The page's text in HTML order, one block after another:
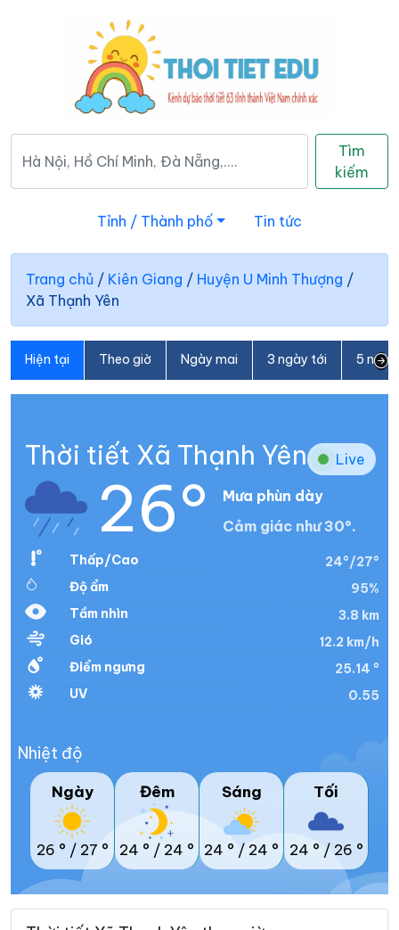
Tìm
kiếm
Tỉnh / Thành phố Tin tức
Trang chủ / Kiên Giang / Huyện U Minh Thượng /
Xã Thạnh Yên
Hiện tại Theo giờ Ngày mai 3 ngày tới 5
Thời tiết Xã Thạnh Yên Live
26°
Mưa phùn dày
Cảm giác như 30°.
Thấp/Cao
24°/27°
Độ ẩm
95%
Tầm nhìn
3.8 km
Gió
12.2 km/h
Điểm ngưng
25.14 °
UV
0.55
Nhiệt độ
Ngày
26 ° / 27 °
Đêm
24 ° / 24 °
Sáng
24 ° / 24 °
Tối
24 ° / 26 °